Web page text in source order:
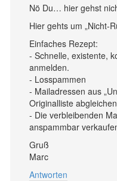
Nö Du… hier gehst
Hier gehts um „Nicht-
Einfaches Rezept:
- Schnelle, existente,
anmelden.
- Losspammen
- Mailadressen aus
Originalliste
- Die verbleibenden
anspammbar
Gruß
Marc
Antworten